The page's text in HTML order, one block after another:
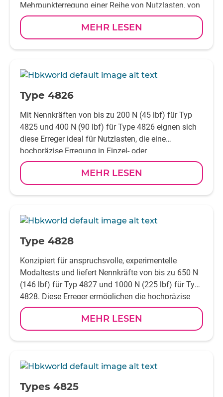
Mehrpunkterregung einer Reihe von Nutzlasten, von
Antriebsstrang- und Antriebsstrangkomponenten bis
hin zu großen und sehr großen Strukturen.
MEHR LESEN
-
Type 4826
Mit Nennkräften von bis zu 200 N (45 lbf) für Typ
4825 und 400 N (90 lbf) für Type 4826 eignen sich
diese Erreger ideal für Nutzlasten, die eine
hochpräzise Erregung in Einzel- oder
Mehrpunktaufbauten erfordern. Sie sind robust und
vielseitig und werden für eine Vielzahl von
Anwendungen eingesetzt, z. B. für die Prüfung von
Motoren, Karosserien von Personenkraftwagen und
Luft- und Raumfahrt.
MEHR LESEN
-
Type 4828
Konzipiert für anspruchsvolle, experimentelle
Modaltests und liefert Nennkräfte von bis zu 650 N
(146 lbf) für Typ 4827 und 1000 N (225 lbf) für Type
4828. Diese Erreger ermöglichen die hochpräzise
Ein- und Mehrpunkterregung extragroßer Geräte (wie
Lokomotiven, Industrieturbinen,
Hochleistungspumpen oder Baugruppen für die
Luft- und Raumfahrt).
MEHR LESEN
-
Types 4825